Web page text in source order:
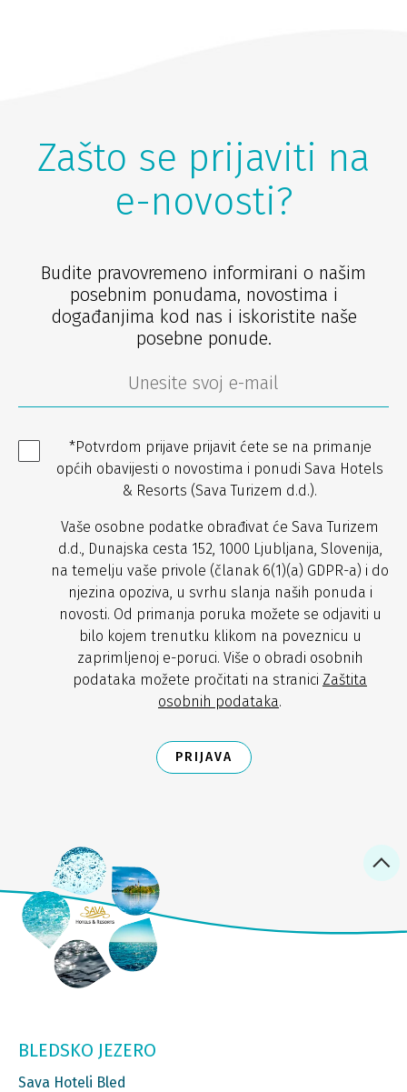
Zašto se prijaviti na
e-novosti?
Budite pravovremeno informirani o našim
posebnim ponudama, novostima i
događanjima kod nas i iskoristite naše
posebne ponude.
*Potvrdom prijave prijavit ćete se na primanje
općih obavijesti o novostima i ponudi Sava Hotels
& Resorts (Sava Turizem d.d.).
Vaše osobne podatke obrađivat će Sava Turizem
d.d., Dunajska cesta 152, 1000 Ljubljana, Slovenija,
na temelju vaše privole (članak 6(1)(a) GDPR-a) i do
njezina opoziva, u svrhu slanja naših ponuda i
novosti. Od primanja poruka možete se odjaviti u
bilo kojem trenutku klikom na poveznicu u
zaprimljenoj e-poruci. Više o obradi osobnih
podataka možete pročitati na stranici Zaštita
osobnih podataka.
PRIJAVA
BLEDSKO JEZERO
Sava Hoteli Bled